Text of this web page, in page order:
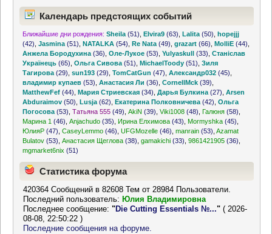
Календарь предстоящих событий
Ближайшие дни рождения: Sheila (51) ,Elvira9 (63) ,Lalita (50) ,hopejjj
(42) ,Jasmina (51) ,NATALKA (54) ,Re Nata (49) ,grazart (66) ,MolliE (44)
Анжела Бородухина (36) ,Оле-Лукое (53) ,Yulyaskull (33) ,Станіслав
Українець (65) ,Ольга Сивова (51) ,MichaelToody (51) ,Зиля
Тагирова (29) ,sun193 (29) ,TomCatGun (47) ,Александр032 (45)
владимир купаев (53) ,Анастасия Ли (36) ,CornellMck (39)
MatthewFef (44) ,Мария Стриевская (34) ,Дарья Булкина (27) ,Arsen
Abduraimov (50) ,Lusja (62) ,Екатерина Полковничева (42) ,Ольга
Погосова (53) ,Татьяна 555 (49) ,AkiN (39) ,Viki1008 (48) Галюня (58)
Марина 1 (46) ,Anjachudo (35) Ирина Елхимова (43) Mormyshka (45)
ЮлияР (47) ,CaseyLemmo (46) ,UFGMozelle (46) ,manrain (53) ,Azamat
Bulatov (53) ,Анастасия Щеглова (38) ,gamakichi (33) ,9861421905 (36)
mgmarket6nix (51)
Статистика форума
420364 Сообщений в 82608 Тем от 28984 Пользователи.
Последний пользователь: Юлия Владимировна
Последнее сообщение:"Die Cutting Essentials №..." ( 2026-
08-08, 22:50:22 )
Последние сообщения на форуме.